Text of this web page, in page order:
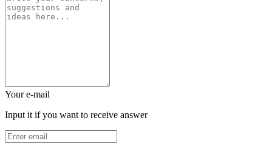
Your e-mail
Input it if you want to receive answer